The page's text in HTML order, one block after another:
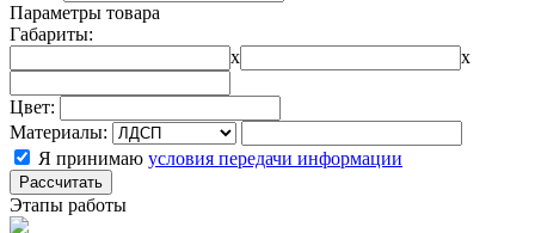
Параметры товара
Габариты:
x
x
Цвет:
Материалы:
Я принимаю условия передачи информации
Рассчитать
Этапы работы